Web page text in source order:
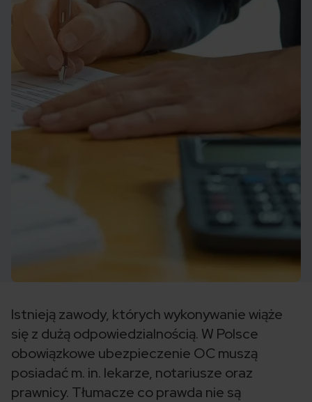
Istnieją zawody, których wykonywanie wiąże
się z dużą odpowiedzialnością. W Polsce
obowiązkowe ubezpieczenie OC muszą
posiadać m. in. lekarze, notariusze oraz
prawnicy. Tłumacze co prawda nie są